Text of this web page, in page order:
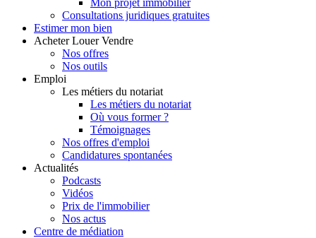
Consultations juridiques gratuites
Estimer mon bien
Acheter Louer Vendre
Nos offres
Nos outils
Emploi
Les métiers du notariat
Les métiers du notariat
Où vous former ?
Témoignages
Nos offres d'emploi
Candidatures spontanées
Actualités
Podcasts
Vidéos
Prix de l'immobilier
Nos actus
Centre de médiation